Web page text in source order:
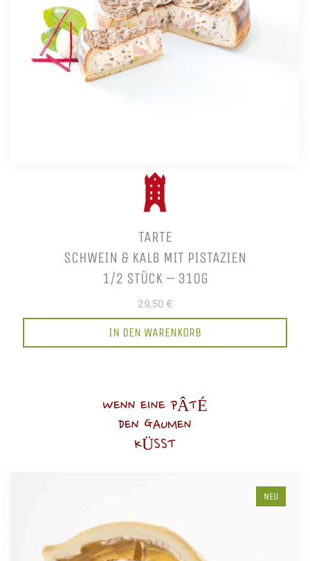
TARTE
SCHWEIN & KALB MIT PISTAZIEN
1/2 STÜCK – 310G
29,50 €
IN DEN WARENKORB
WENN EINE PÂTÉ
DEN GAUMEN
KÜSST
NEU